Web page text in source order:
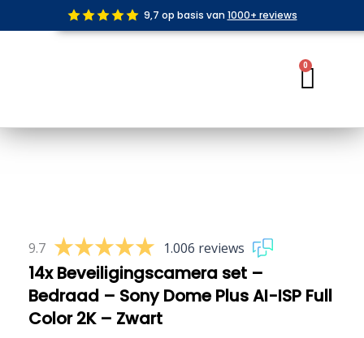
de
9,7 op basis van 1000+ reviews
0
9.7 1.006 reviews
14x Beveiligingscamera set –
Bedraad – Sony Dome Plus AI-ISP Full
Color 2K – Zwart